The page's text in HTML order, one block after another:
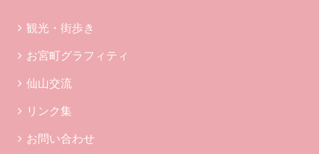
観光・街歩き
お宮町グラフィティ
仙山交流
リンク集
お問い合わせ